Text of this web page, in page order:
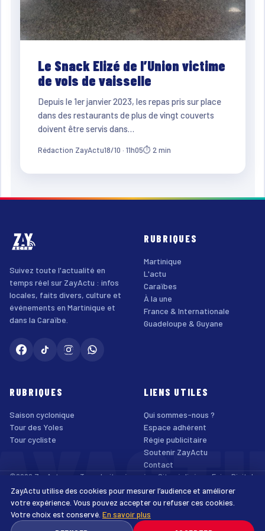
Le Snack Elizé de l’Union victime
de vols de vaisselle
Depuis le 1er janvier 2023, les repas pris sur place
dans des restaurants de plus de vingt couverts
doivent être servis dans…
Rédaction ZayActu18/10 · 11h05⏱ 2 min
Suivez toute l'actualité en
temps réel sur ZayActu : infos
locales, faits divers, culture et
événements en Martinique et
dans la Caraïbe.
RUBRIQUES
Martinique
L'actu
Caraïbes
À la une
France & Internationale
Guadeloupe & Guyane
RUBRIQUES
Saison cyclonique
Tour des Yoles
Tour cycliste
LIENS UTILES
Qui sommes-nous ?
Espace adhérent
Régie publicitaire
Soutenir ZayActu
Contact
©2026 ZayActu.org. Tous droits réservés. · Site réalisé par Enjoy Digital
Agency
Mentions légales
Confidentialité Cookies Accessibilité
ZayActu utilise des cookies pour mesurer l’audience et améliorer
votre expérience. Vous pouvez accepter ou refuser ces cookies.
Votre choix est conservé. En savoir plus